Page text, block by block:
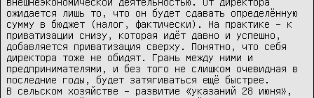
ожидается лишь то, что он будет сдавать определённую
сумму в бюджет (налог, фактически). На практике – к
приватизации снизу, которая идёт давно и успешно,
добавляется приватизация сверху. Понятно, что себя
директора тоже не обидят. Грань между ними и
предпринимателями, и без того не слишком очевидная в
последние годы, будет затягиваться ещё быстрее.
В сельском хозяйстве – развитие «указаний 28 июня»,